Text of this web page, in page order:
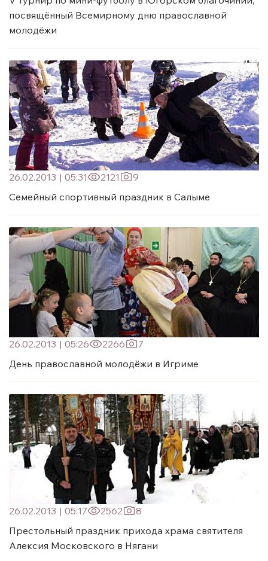
посвящённый Всемирному дню православной
молодёжи
26.02.2013 | 05:31 2121
9
Семейный спортивный праздник в Салыме
26.02.2013 | 05:26 2266
7
День православной молодёжи в Игриме
26.02.2013 | 05:17 2562
8
Престольный праздник прихода храма святителя
Алексия Московского в Нягани